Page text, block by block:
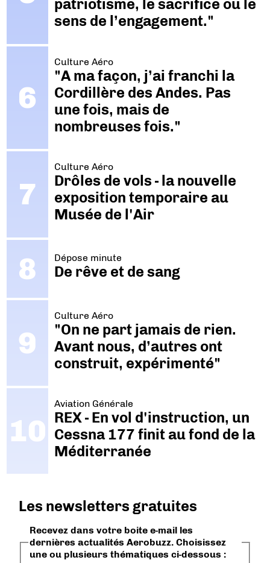
patriotisme, le sacrifice ou le
sens de l’engagement."
Culture Aéro
"A ma façon, j’ai franchi la
Cordillère des Andes. Pas
une fois, mais de
nombreuses fois."
Culture Aéro
Drôles de vols - la nouvelle
exposition temporaire au
Musée de l'Air
Dépose minute
De rêve et de sang
Culture Aéro
"On ne part jamais de rien.
Avant nous, d’autres ont
construit, expérimenté"
Aviation Générale
REX - En vol d'instruction, un
Cessna 177 finit au fond de la
Méditerranée
Les newsletters gratuites
Recevez dans votre boite e-mail les
dernières actualités Aerobuzz. Choisissez
une ou plusieurs thématiques ci-dessous :